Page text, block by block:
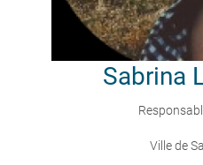
Sabrina
Ville de